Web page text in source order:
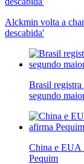
Alckmin volta a
descabida'
Brasil
segundo
China e EUA
Pequim